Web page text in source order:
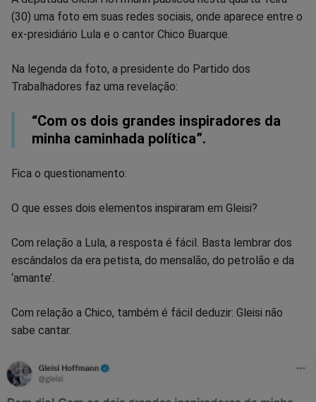
no
Facebook
no
Whatsapp
no
Twitter
no
Messenger
no
Telegram
(30) uma foto em suas redes sociais, onde aparece entre o
ex-presidiário Lula e o cantor Chico Buarque.
Na legenda da foto, a presidente do Partido dos
Trabalhadores faz uma revelação:
“Com os dois grandes inspiradores da
minha caminhada política”.
Fica o questionamento:
O que esses dois elementos inspiraram em Gleisi?
Com relação a Lula, a resposta é fácil. Basta lembrar dos
escândalos da era petista, do mensalão, do petrolão e da
‘amante’.
Com relação a Chico, também é fácil deduzir: Gleisi não
sabe cantar.